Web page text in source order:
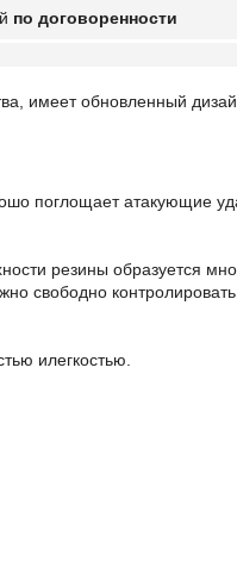
по договоренности
имеет обновленный
поглощает атакующие
резины образуется
свободно
илегкостью.